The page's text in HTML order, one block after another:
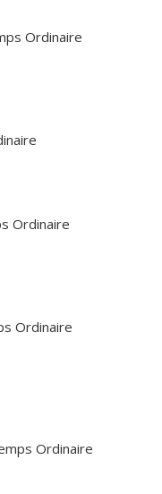
Ordinaire
Ordinaire
Ordinaire
Ordinaire